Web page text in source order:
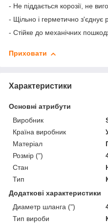
- Не піддається корозії, не
- Щільно і герметично з'єднує
- Стійке до механічних
Приховати
Характеристики
Основні атрибути
Виробник
Країна виробник
Матеріал
Розмір (")
Стан
Тип
Додаткові характеристики
Диаметр шланга (")
Тип вироби